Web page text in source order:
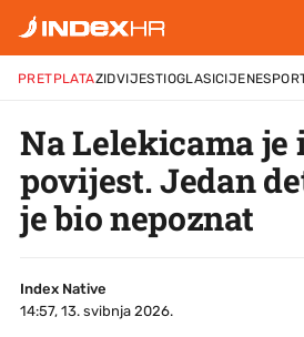
PRETPLATAZIDVIJESTIOGLASICIJENE
Na Lelekicama je
povijest. Jedan
je bio nepoznat
Index Native
14:57, 13. svibnja 2026.